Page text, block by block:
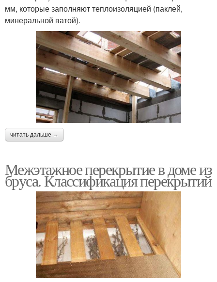
мм, которые заполняют теплоизоляцией (паклей,
минеральной ватой).
читать дальше →
Межэтажное перекрытие в доме из
бруса. Классификация перекрытий